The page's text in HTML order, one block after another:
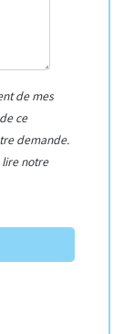
de mes
ce
demande.
lire notre